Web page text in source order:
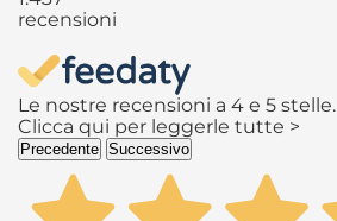
recensioni
Le nostre recensioni a 4 e 5 stelle.
Clicca qui per leggerle tutte >
Precedente Successivo